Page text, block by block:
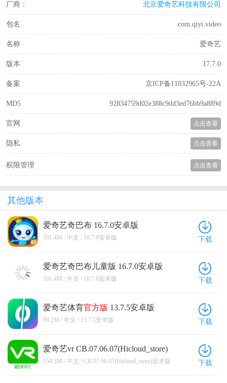
厂商： 北京爱奇艺科技有限公司
包名 com.qiyi.video
名称 爱奇艺
版本 17.7.0
备案 京ICP备11032965号-22A
MD5 92834759d02e388c9dd3ed76bb9a889d
官网 点击查看
隐私 点击查看
权限管理 点击查看
其他版本
爱奇艺奇巴布 16.7.0安卓版
101.4M / 中文 / 16.7.0安卓版 下载
爱奇艺奇巴布儿童版 16.7.0安卓版
101.4M / 中文 / 16.7.0安卓版 下载
爱奇艺体育官方版 13.7.5安卓版
99.2M / 中文 / 13.7.5安卓版 下载
爱奇艺vr CB.07.06.07(Hicloud_store)
安卓版
154.2M / 中文 / CB.07.06.07(Hicloud_store)安卓版 下载